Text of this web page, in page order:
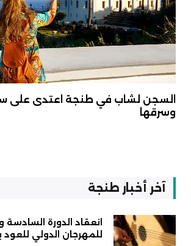
السجن لشاب في طنجة اعتدى على
وسرقها
آخر أخبار طنجة
انعقاد الدورة السادسة
للمهرجان الدولي للعود